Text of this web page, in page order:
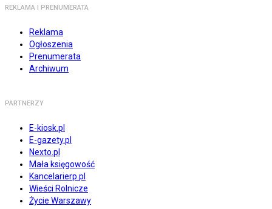
REKLAMA I PRENUMERATA
Reklama
Ogłoszenia
Prenumerata
Archiwum
PARTNERZY
E-kiosk.pl
E-gazety.pl
Nexto.pl
Mała księgowość
Kancelarierp.pl
Wieści Rolnicze
Życie Warszawy